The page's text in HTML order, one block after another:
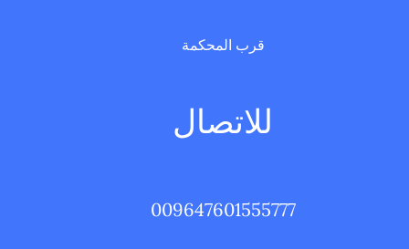
قرب المحكمة
للاتصال
009647601555777